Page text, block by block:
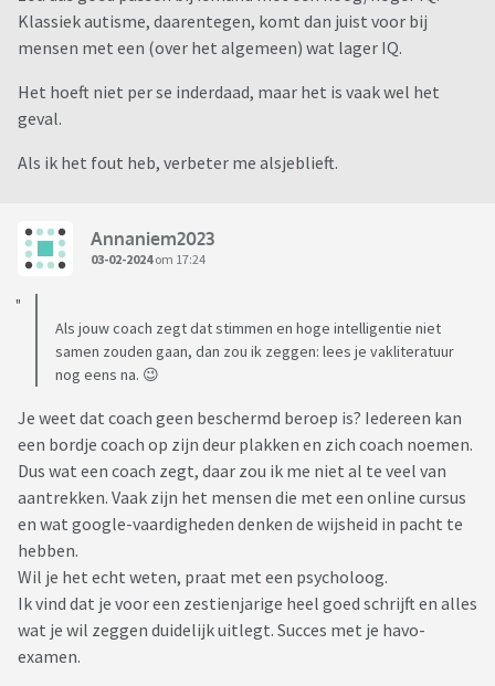
Klassiek autisme, daarentegen, komt dan juist voor bij
mensen met een (over het algemeen) wat lager IQ.
Het hoeft niet per se inderdaad, maar het is vaak wel het
geval.
Als ik het fout heb, verbeter me alsjeblieft.
Annaniem2023
03-02-2024om 17:24
Als jouw coach zegt dat stimmen en hoge intelligentie niet
samen zouden gaan, dan zou ik zeggen: lees je vakliteratuur
nog eens na. 😉
Je weet dat coach geen beschermd beroep is? Iedereen kan
een bordje coach op zijn deur plakken en zich coach noemen.
Dus wat een coach zegt, daar zou ik me niet al te veel van
aantrekken. Vaak zijn het mensen die met een online cursus
en wat google-vaardigheden denken de wijsheid in pacht te
hebben.
Wil je het echt weten, praat met een psycholoog.
Ik vind dat je voor een zestienjarige heel goed schrijft en alles
wat je wil zeggen duidelijk uitlegt. Succes met je havo-
examen.